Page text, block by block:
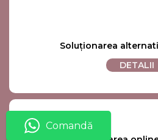
Comandă
Soluționarea
DETALII